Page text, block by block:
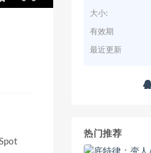
大小:
有效期
最近更新
热门推荐